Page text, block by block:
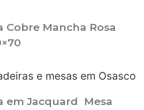
Cobre Mancha Rosa
em Jacquard Mesa